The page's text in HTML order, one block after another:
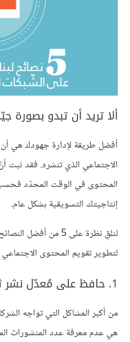
ألا تريد أن تبدو بصورة
أفضل طريقة لإدارة جهودك هي
الاجتماعي الذي تنشره. فقد ثبت
المحتوى في الوقت المحدّد
إنتاجيتك التسويقية بشكل عام.
لنلقِ نظرة على 5 من
لتطوير تقويم المحتوى
1. حافظ على مُعدّل نشر ثابت
من أكبر المشاكل التي تواجه
هي عدم معرفة عدد المنشورات